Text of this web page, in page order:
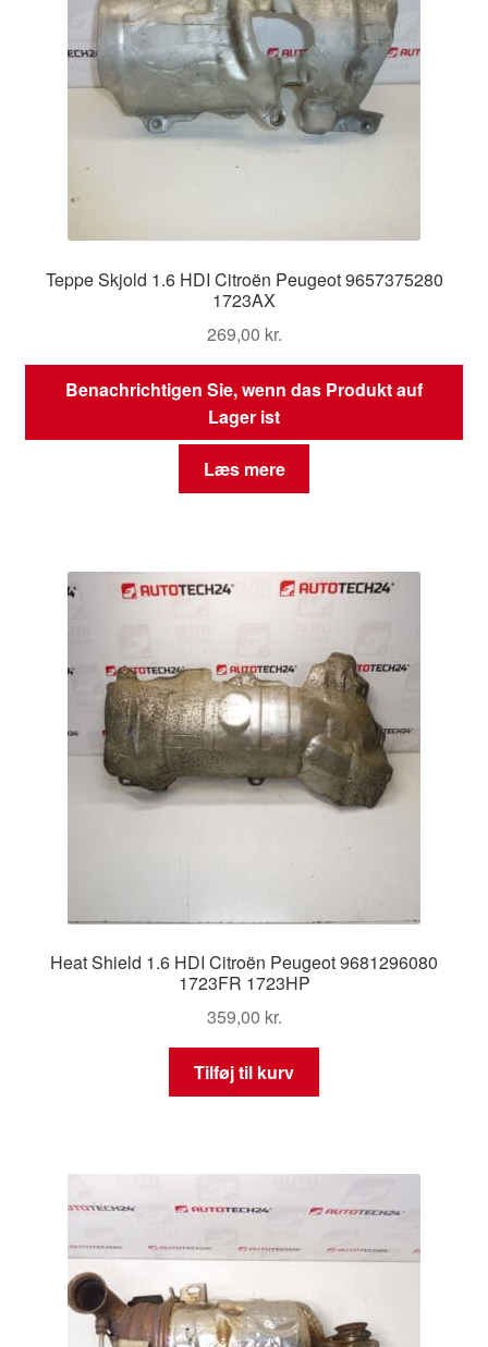
Teppe Skjold 1.6 HDI Citroën Peugeot 9657375280
1723AX
269,00 kr.
Benachrichtigen Sie, wenn das Produkt auf
Lager ist
Læs mere
Heat Shield 1.6 HDI Citroën Peugeot 9681296080
1723FR 1723HP
359,00 kr.
Tilføj til kurv